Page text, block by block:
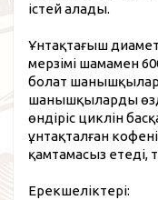
істей алады.
Ұнтақтағыш
мерзімі шамамен
болат
шанышқыларды
өндіріс циклін
ұнтақталған
қамтамасыз етеді,
Ерекшеліктері: